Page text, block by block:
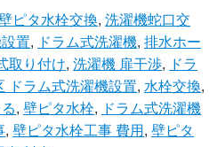
ピタ水栓交換,洗濯機蛇口交
置, ドラム式洗濯機,排水ホー
取り付け,洗濯機 扉干渉, ドラ
ドラム式洗濯機設置, 水栓交換,
,壁ピタ水栓, ドラム式洗濯機
,壁ピタ水栓工事 費用 ,壁ピタ